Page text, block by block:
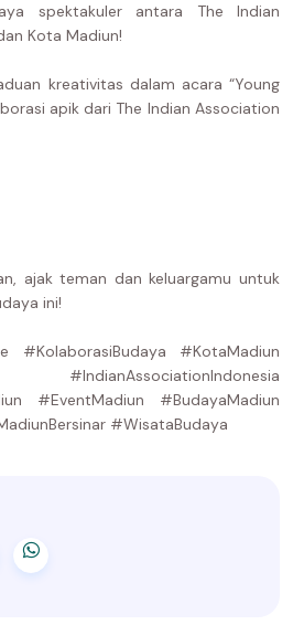
spektakuler antara The Indian
Kota Madiun!
kreativitas dalam acara “Young
apik dari The Indian Association
ajak teman dan keluargamu untuk
ini!
#KolaborasiBudaya #KotaMadiun
#EventMadiun #BudayaMadiun
#WisataBudaya